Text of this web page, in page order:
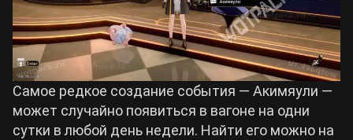
Самое редкое создание события — Акимяули —
может случайно появиться в вагоне на одни
сутки в любой день недели. Найти его можно на